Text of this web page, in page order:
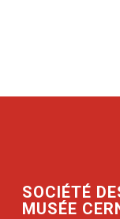
SOCIÉTÉ
MUSÉE